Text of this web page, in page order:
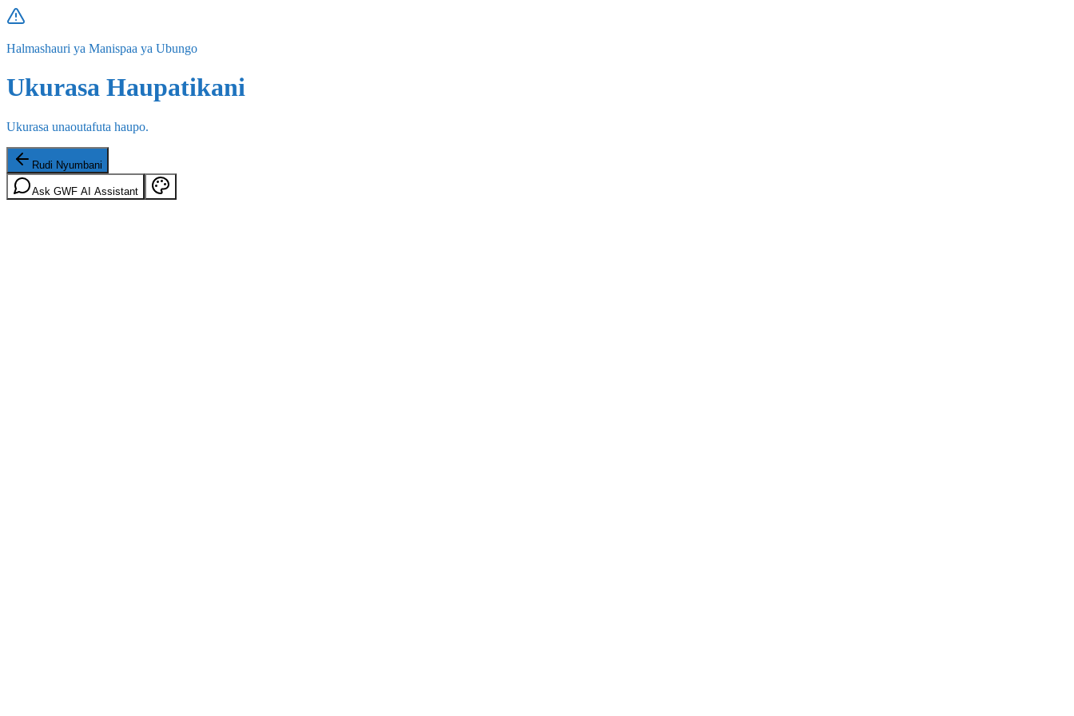
Halmashauri ya Manispaa ya Ubungo
Ukurasa Haupatikani
Ukurasa unaoutafuta haupo.
Rudi Nyumbani
Ask GWF AI Assistant